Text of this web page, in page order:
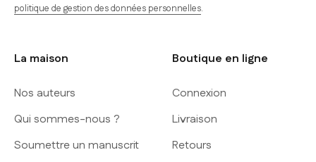
politique de gestion des données personnelles.
La maison
Nos auteurs
Qui sommes-nous ?
Soumettre un manuscrit
Boutique en ligne
Connexion
Livraison
Retours